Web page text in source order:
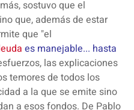
sostuvo que el
que, además de estar
que "el
es manejable... hasta
las explicaciones
temoresde todos los
a la que se emite sino
a esos fondos. De Pablo